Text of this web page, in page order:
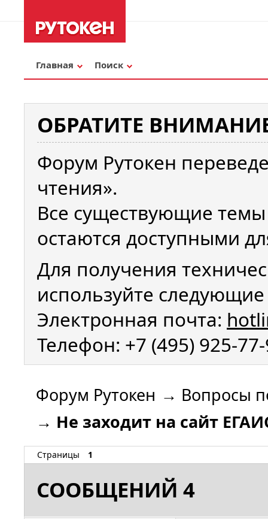
Главная Поиск
ОБРАТИТЕ
Форум Рутокен
чтения».
Все существующие
остаются доступными
Для получения
используйте
Электронная почта:
Телефон: +7 (495) 925-
Форум Рутокен → Вопросы
→ Не заходит на сайт
Страницы 1
СООБЩЕНИЙ 4